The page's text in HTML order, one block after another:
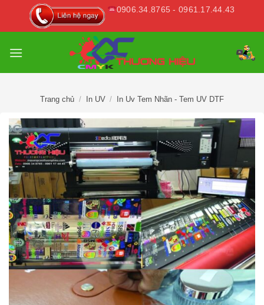
0906.34.8765 - 0961.17.44.43
Trang chủ / In UV / In Uv Tem Nhãn - Tem UV DTF